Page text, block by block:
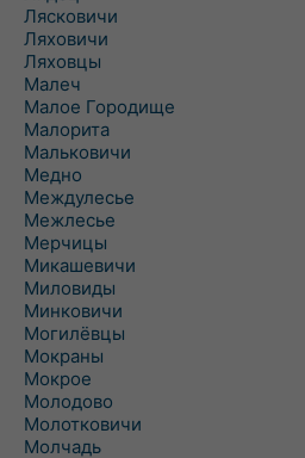
Лясковичи
Ляховичи
Ляховцы
Малеч
Малое Городище
Малорита
Мальковичи
Медно
Междулесье
Межлесье
Мерчицы
Микашевичи
Миловиды
Минковичи
Могилёвцы
Мокраны
Мокрое
Молодово
Молотковичи
Молчадь